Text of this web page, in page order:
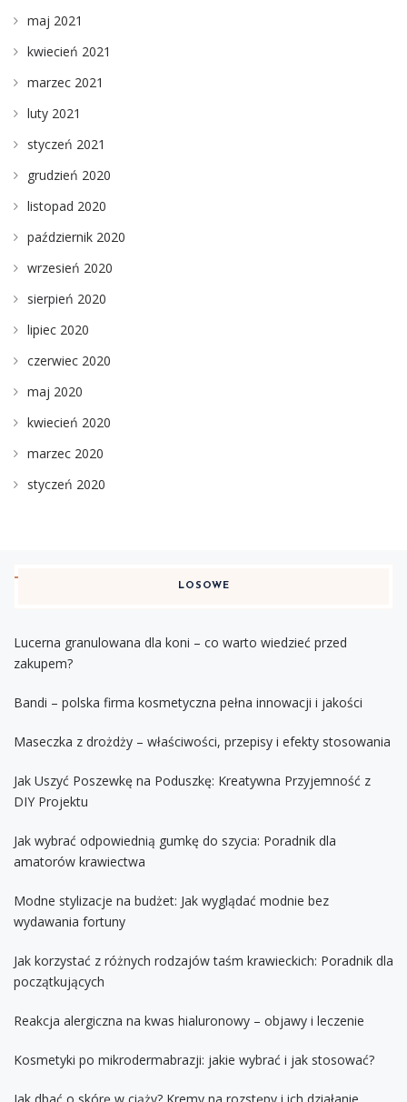
maj 2021
kwiecień 2021
marzec 2021
luty 2021
styczeń 2021
grudzień 2020
listopad 2020
październik 2020
wrzesień 2020
sierpień 2020
lipiec 2020
czerwiec 2020
maj 2020
kwiecień 2020
marzec 2020
styczeń 2020
LOSOWE
Lucerna granulowana dla koni – co warto wiedzieć przed
zakupem?
Bandi – polska firma kosmetyczna pełna innowacji i jakości
Maseczka z drożdży – właściwości, przepisy i efekty stosowania
Jak Uszyć Poszewkę na Poduszkę: Kreatywna Przyjemność z
DIY Projektu
Jak wybrać odpowiednią gumkę do szycia: Poradnik dla
amatorów krawiectwa
Modne stylizacje na budżet: Jak wyglądać modnie bez
wydawania fortuny
Jak korzystać z różnych rodzajów taśm krawieckich: Poradnik dla
początkujących
Reakcja alergiczna na kwas hialuronowy – objawy i leczenie
Kosmetyki po mikrodermabrazji: jakie wybrać i jak stosować?